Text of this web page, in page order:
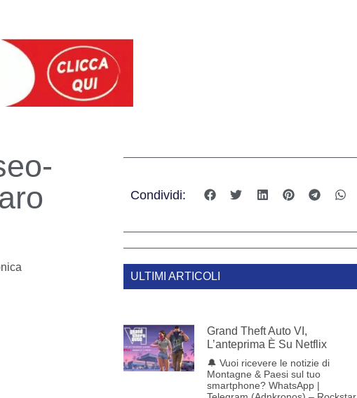
Condividi:
ULTIMI ARTICOLI
Grand Theft Auto VI,
L’anteprima È Su Netflix
🔔 Vuoi ricevere le notizie di
Montagne & Paesi sul tuo
smartphone? WhatsApp |